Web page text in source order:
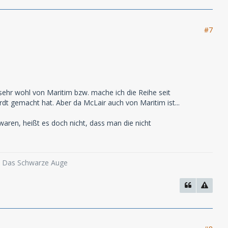
#7
wohl von Maritim bzw. mache ich die Reihe seit
gemacht hat. Aber da McLair auch von Maritim ist...
heißt es doch nicht, dass man die nicht
Schwarze Auge